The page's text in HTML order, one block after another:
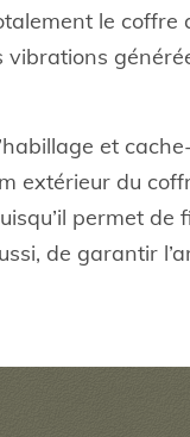
le
vibrations
et
extérieur du
permet de
de garantir